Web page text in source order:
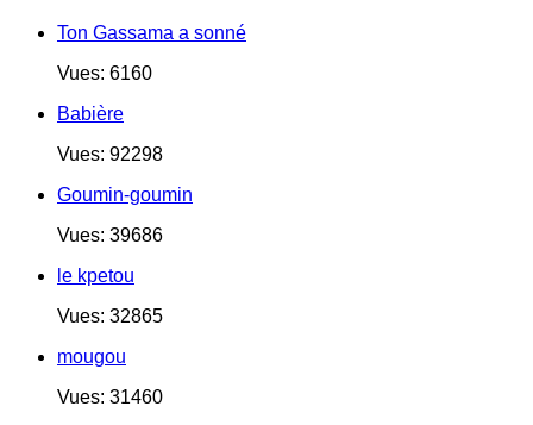
Ton Gassama a sonné
Vues: 6160
Babière
Vues: 92298
Goumin-goumin
Vues: 39686
le kpetou
Vues: 32865
mougou
Vues: 31460